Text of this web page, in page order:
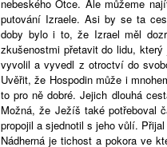
nebeského Otce. Ale můžeme
putování Izraele. Asi by se ta
doby bylo i to, že Izrael měl
zkušenostmi přetavit do lidu,
vyvolil a vyvedl z otroctví do
Uvěřit, že Hospodin může i
to pro ně dobré. Jejich dlouhá
Možná, že Ježíš také potřeboval
propojil a sjednotil s jeho vůlí.
Nádherná je tichost a pokora ve